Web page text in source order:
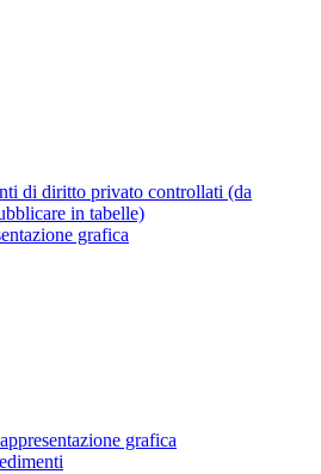
di diritto privato controllati (da
in tabelle)
grafica
grafica